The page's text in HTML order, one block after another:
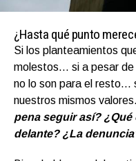
¿Hasta qué punto
Si los planteamientos
molestos… si a pesar de
no lo son para el resto…
nuestros mismos
pena seguir así? ¿Qué
delante? ¿La